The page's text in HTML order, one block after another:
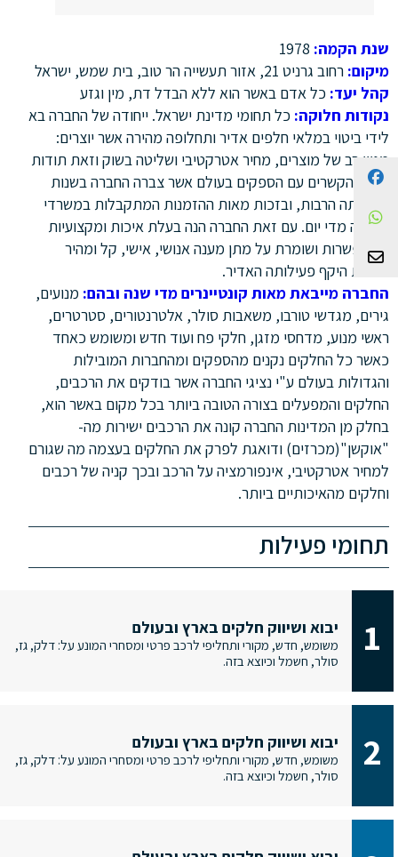
שנת הקמה:
מיקום: רחוב גרניט 21, אזור תעשייה הר טוב, בית שמש, ישראל
קהל יעד: כל אדם באשר הוא ללא הבדל דת, מין וגזע
נקודות חלוקה: כל תחומי מדינת ישראל. ייחודה של החברה בא
לידי ביטוי במלאי חלפים אדיר ותחלופה מהירה אשר יוצרים:
מגוון רב של מוצרים, מחיר אטרקטיבי ושליטה בשוק וזאת תודות
לידע והקשרים עם הספקים בעולם אשר צברה החברה בשנות
פעילותה הרבות, ובזכות מאות ההזמנות המתקבלות במשרדי
החברה מדי יום. עם זאת החברה הנה בעלת איכות ומקצועיות
ללא פשרות ושומרת על מתן מענה אנושי, אישי, קל ומהיר
למרות היקף פעילותה האדיר.
החברה מייבאת מאות קונטיינרים מדי שנה ובהם: מנועים,
גירים, מגדשי טורבו, משאבות סולר, אלטרנטורים, סטרטרים,
ראשי מנוע, מדחסי מזגן, חלקי פח ועוד חדש ומשומש כאחד
כאשר כל החלקים נקנים מהספקים ומהחברות המובילות
והגדולות בעולם ע"י נציגי החברה אשר בודקים את הרכבים,
החלקים והמפעלים בצורה הטובה ביותר בכל מקום באשר הוא,
בחלק מן המדינות החברה קונה את הרכבים ישירות מה-
"אוקשן"(מכרזים) ודואגת לפרק את החלקים בעצמה מה שגורם
למחיר אטרקטיבי, אינפורמציה על הרכב ובכך קניה של רכבים
וחלקים מהאיכותיים ביותר.
תחומי פעילות
יבוא ושיווק חלקים בארץ ובעולם
משומש, חדש, מקורי ותחליפי לרכב פרטי ומסחרי המונע על: דלק, גז,
סולר, חשמל וכיוצא בזה.
1
יבוא ושיווק חלקים בארץ ובעולם
משומש, חדש, מקורי ותחליפי לרכב פרטי ומסחרי המונע על: דלק, גז,
סולר, חשמל וכיוצא בזה.
2
Facebook
WhatsApp
צור קשר